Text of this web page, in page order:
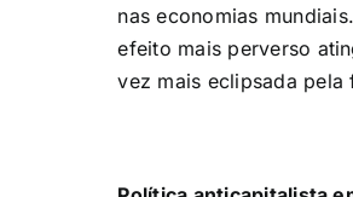
nas economias
efeito mais perverso
vez mais eclipsada pela